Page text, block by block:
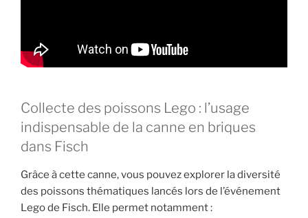
Collecte des poissons Lego : l’usage
indispensable de la canne en briques
dans Fisch
Grâce à cette canne, vous pouvez explorer la diversité
des poissons thématiques lancés lors de l’événement
Lego de Fisch. Elle permet notamment :